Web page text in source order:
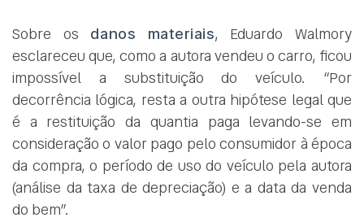
Sobre os danos materiais, Eduardo Walmory
esclareceu que, como a autora vendeu o carro, ficou
impossível a substituição do veículo. “Por
decorrência lógica, resta a outra hipótese legal que
é a restituição da quantia paga levando-se em
consideração o valor pago pelo consumidor à época
da compra, o período de uso do veículo pela autora
(análise da taxa de depreciação) e a data da venda
do bem”.